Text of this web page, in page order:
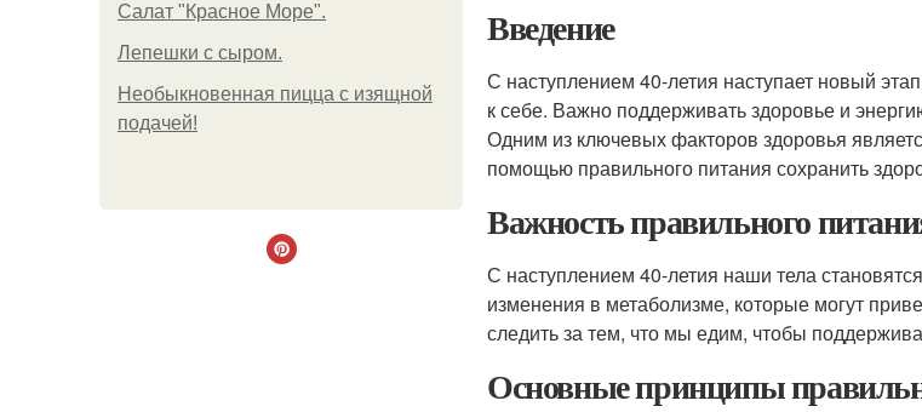
Салат "Красное Море".
Лепешки с сыром.
Необыкновенная пицца с изящной
подачей!
Введение
С наступлением 40-летия наступает новый
к себе. Важно поддерживать здоровье и
Одним из ключевых факторов здоровья
помощью правильного питания сохранить
Важность правильного
С наступлением 40-летия наши тела
изменения в метаболизме, которые могут
следить за тем, что мы едим, чтобы
Основные принципы